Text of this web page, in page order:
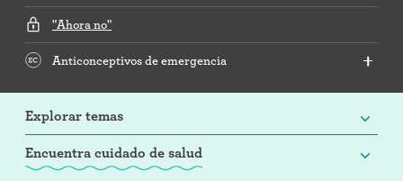
"Ahora no"
Anticonceptivos de emergencia
Explorar temas
Encuentra cuidado de salud